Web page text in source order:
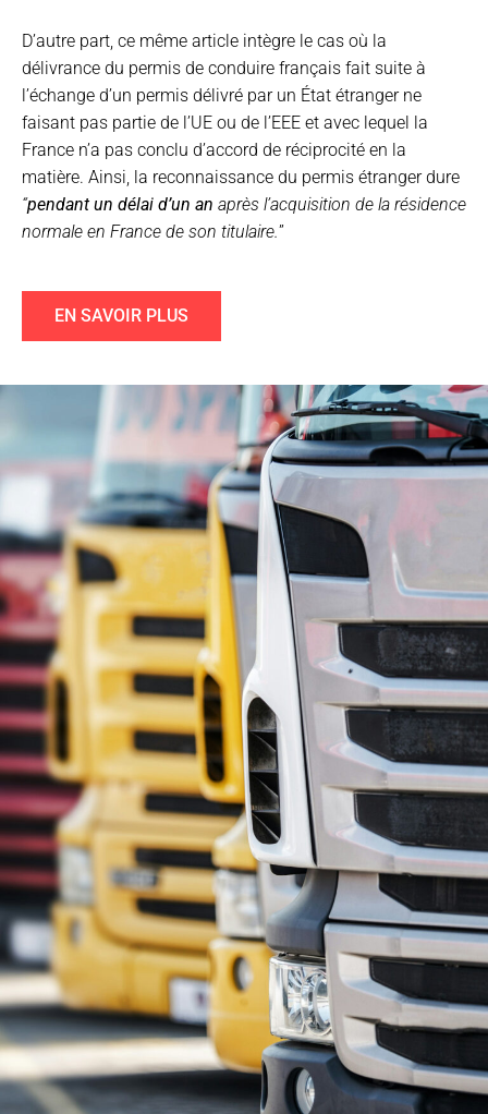
D’autre part, ce même article intègre le cas où la
délivrance du permis de conduire français fait suite à
l’échange d’un permis délivré par un État étranger ne
faisant pas partie de l’UE ou de l’EEE et avec lequel la
France n’a pas conclu d’accord de réciprocité en la
matière. Ainsi, la reconnaissance du permis étranger dure
“pendant un délai d’un an après l’acquisition de la résidence
normale en France de son titulaire.”
EN SAVOIR PLUS